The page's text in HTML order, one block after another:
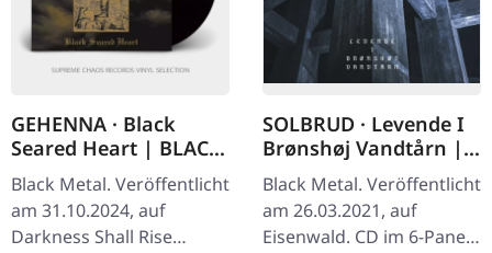
GEHENNA · Black
Seared Heart | BLACK
LP
Black Metal. Veröffentlicht
am 31.10.2024, auf
Darkness Shall Rise
SOLBRUD · Levende I
Brønshøj Vandtårn |
DIGIPAK CD+DVD
Black Metal. Veröffentlicht
am 26.03.2021, auf
Eisenwald. CD im 6-Panel